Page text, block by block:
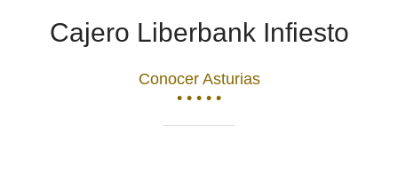
Cajero Liberbank Infiesto
Conocer Asturias
• • • • •